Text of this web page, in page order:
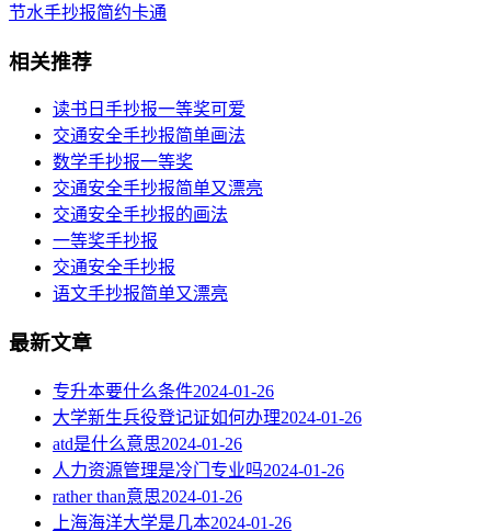
节水手抄报简约卡通
相关推荐
读书日手抄报一等奖可爱
交通安全手抄报简单画法
数学手抄报一等奖
交通安全手抄报简单又漂亮
​交通安全手抄报的画法
一等奖手抄报
交通安全手抄报
语文手抄报简单又漂亮
最新文章
专升本要什么条件2024-01-26
大学新生兵役登记证如何办理2024-01-26
atd是什么意思2024-01-26
人力资源管理是冷门专业吗2024-01-26
rather than意思2024-01-26
上海海洋大学是几本2024-01-26